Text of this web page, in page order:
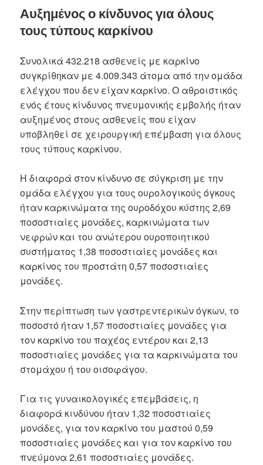
Αυξημένος ο κίνδυνος για όλους
τους τύπους καρκίνου
Συνολικά 432.218 ασθενείς με καρκίνο
συγκρίθηκαν με 4.009.343 άτομα από την ομάδα
ελέγχου που δεν είχαν καρκίνο. Ο αθροιστικός
ενός έτους κίνδυνος πνευμονικής εμβολής ήταν
αυξημένος στους ασθενείς που είχαν
υποβληθεί σε χειρουργική επέμβαση για όλους
τους τύπους καρκίνου.
Η διαφορά στον κίνδυνο σε σύγκριση με την
ομάδα ελέγχου για τους ουρολογικούς όγκους
ήταν καρκινώματα της ουροδόχου κύστης 2,69
ποσοστιαίες μονάδες, καρκινώματα των
νεφρών και του ανώτερου ουροποιητικού
συστήματος 1,38 ποσοστιαίες μονάδες και
καρκίνος του προστάτη 0,57 ποσοστιαίες
μονάδες.
Στην περίπτωση των γαστρεντερικών όγκων, το
ποσοστό ήταν 1,57 ποσοστιαίες μονάδες για
τον καρκίνο του παχέος εντέρου και 2,13
ποσοστιαίες μονάδες για τα καρκινώματα του
στομάχου ή του οισοφάγου.
Για τις γυναικολογικές επεμβάσεις, η
διαφορά κινδύνου ήταν 1,32 ποσοστιαίες
μονάδες, για τον καρκίνο του μαστού 0,59
ποσοστιαίες μονάδες και για τον καρκίνο του
πνεύμονα 2,61 ποσοστιαίες μονάδες.